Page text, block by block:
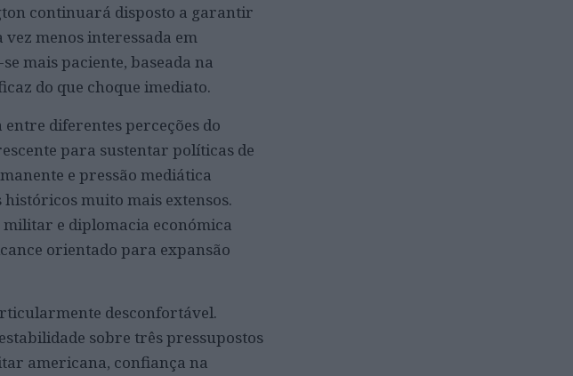
continuará disposto a garantir
menos interessada em
mais paciente, baseada na
do que choque imediato.
diferentes perceções do
para sustentar políticas de
e pressão mediática
muito mais extensos.
e diplomacia económica
orientado para expansão
desconfortável.
sobre três pressupostos
americana, confiança na